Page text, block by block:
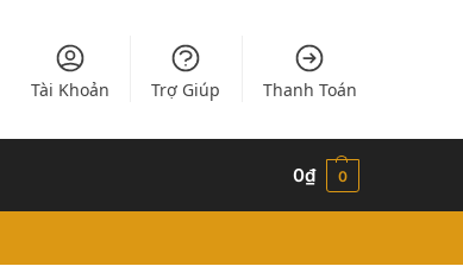
Tài Khoản Trợ Giúp Thanh Toán
0₫ 0